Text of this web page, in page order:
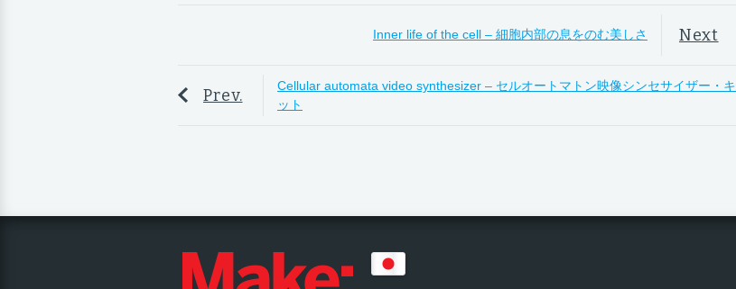
Inner life of the cell – 細胞内部の息をのむ美しさ Next
Prev.
Cellular automata video synthesizer – セルオートマトン映像シンセサイザー・キ
ット